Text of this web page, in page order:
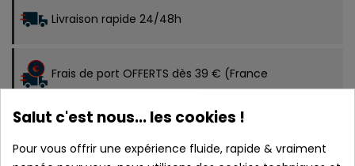
Livraison rapide 24/48h
Frais de port OFFERTS dès 39 € (France
Colis & relevé bancaire neutres. Aucune mention
Salut c'est nous... les cookies !
Pour vous offrir une expérience fluide, rapide & vraiment